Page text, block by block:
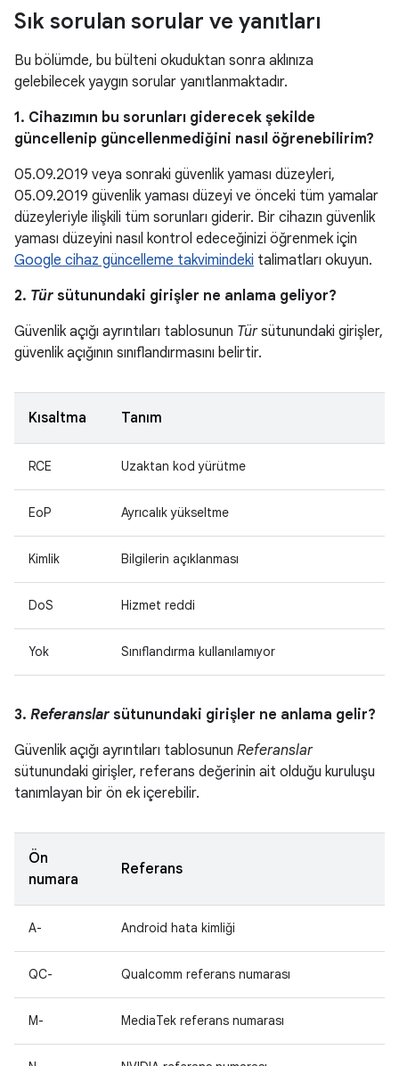
Sık sorulan sorular ve yanıtları
Bu bölümde, bu bülteni okuduktan sonra aklınıza
gelebilecek yaygın sorular yanıtlanmaktadır.
1. Cihazımın bu sorunları giderecek şekilde
güncellenip güncellenmediğini nasıl öğrenebilirim?
05.09.2019 veya sonraki güvenlik yaması düzeyleri,
05.09.2019 güvenlik yaması düzeyi ve önceki tüm yamalar
düzeyleriyle ilişkili tüm sorunları giderir. Bir cihazın güvenlik
yaması düzeyini nasıl kontrol edeceğinizi öğrenmek için
Google cihaz güncelleme takvimindeki talimatları okuyun.
2. Tür sütunundaki girişler ne anlama geliyor?
Güvenlik açığı ayrıntıları tablosunun Türsütunundaki girişler,
güvenlik açığının sınıflandırmasını belirtir.
Kısaltma Tanım
RCE Uzaktan kod yürütme
EoP Ayrıcalık yükseltme
Kimlik Bilgilerin açıklanması
DoS Hizmet reddi
Yok Sınıflandırma kullanılamıyor
3. Referanslar sütunundaki girişler ne anlama gelir?
Güvenlik açığı ayrıntıları tablosunun Referanslar
sütunundaki girişler, referans değerinin ait olduğu kuruluşu
tanımlayan bir ön ek içerebilir.
Ön
numara
Referans
A- Android hata kimliği
QC- Qualcomm referans numarası
M- MediaTek referans numarası